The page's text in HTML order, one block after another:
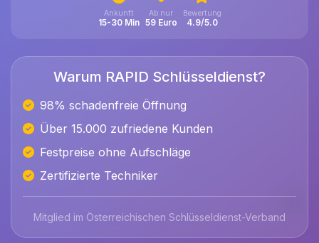
Ankunft
15-30 Min
Ab nur
59 Euro
Bewertung
4.9/5.0
Warum RAPID Schlüsseldienst?
98% schadenfreie Öffnung
Über 15.000 zufriedene Kunden
Festpreise ohne Aufschläge
Zertifizierte Techniker
Mitglied im Österreichischen Schlüsseldienst-Verband